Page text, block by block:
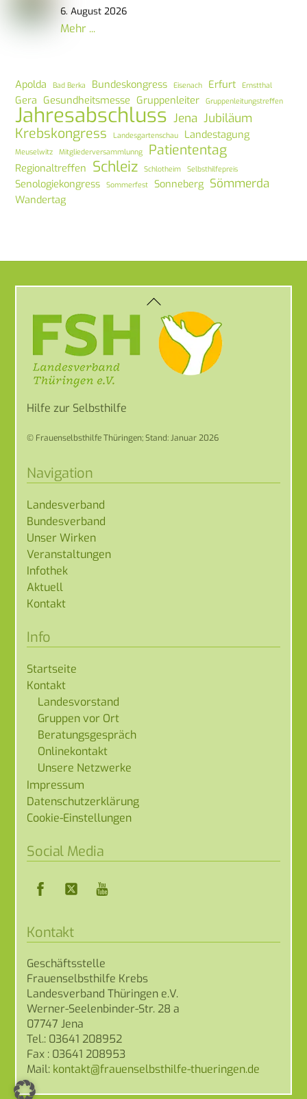
6. August 2026
Mehr ...
Apolda Bad Berka Bundeskongress Eisenach Erfurt Ernstthal
Gera Gesundheitsmesse Gruppenleiter Gruppenleitungstreffen
Jahresabschluss Jena Jubiläum
Krebskongress Landesgartenschau Landestagung
Meuselwitz Mitgliederversammlunng Patiententag
Regionaltreffen Schleiz Schlotheim Selbsthilfepreis
Senologiekongress Sommerfest Sonneberg Sömmerda
Wandertag
Back
To
Top
Hilfe zur Selbsthilfe
© Frauenselbsthilfe Thüringen; Stand: Januar 2026
Navigation
Landesverband
Bundesverband
Unser Wirken
Veranstaltungen
Infothek
Aktuell
Kontakt
Info
Startseite
Kontakt
Landesvorstand
Gruppen vor Ort
Beratungsgespräch
Onlinekontakt
Unsere Netzwerke
Impressum
Datenschutzerklärung
Cookie-Einstellungen
Social Media
FacebookTwitter
Kontakt
Geschäftsstelle
Frauenselbsthilfe Krebs
Landesverband Thüringen e.V.
Werner-Seelenbinder-Str. 28 a
07747 Jena
Tel.: 03641 208952
Fax : 03641 208953
Mail: